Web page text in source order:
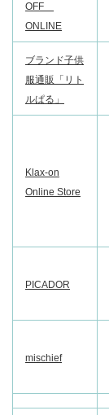
OFF
ONLINE
ブランド子供
服通販「リト
ルぱる」
Klax-on
Online Store
PICADOR
mischief